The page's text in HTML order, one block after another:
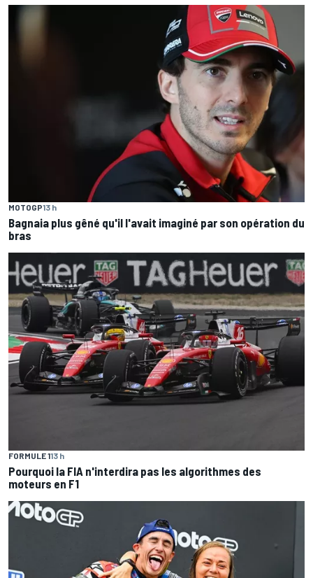
MOTOGP13 h
Bagnaia plus gêné qu'il l'avait imaginé par son opération du
bras
FORMULE 113 h
Pourquoi la FIA n'interdira pas les algorithmes des
moteurs en F1